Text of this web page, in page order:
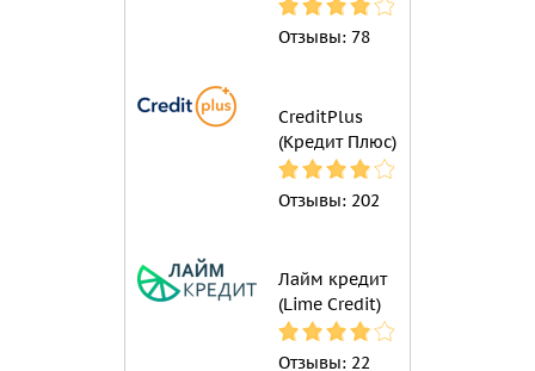
Отзывы: 78
CreditPlus
(Кредит Плюс)
Отзывы: 202
Лайм кредит
(Lime Credit)
Отзывы: 22